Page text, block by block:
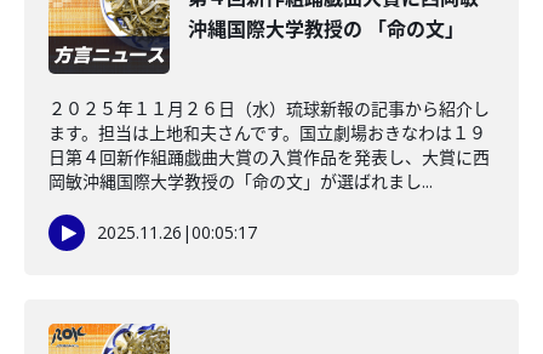
沖縄国際大学教授の 「命の文」
２０２５年１１月２６日（水）琉球新報の記事から紹介し
ます。担当は上地和夫さんです。国立劇場おきなわは１９
日第４回新作組踊戯曲大賞の入賞作品を発表し、大賞に西
岡敏沖縄国際大学教授の「命の文」が選ばれまし...
2025.11.26 |00:05:17